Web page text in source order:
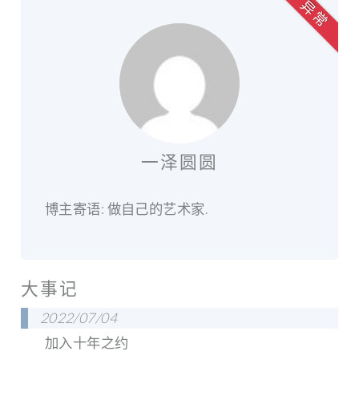
一泽圆圆
博主寄语: 做自己的艺术家.
异 常
大事记
2022/07/04
加入十年之约